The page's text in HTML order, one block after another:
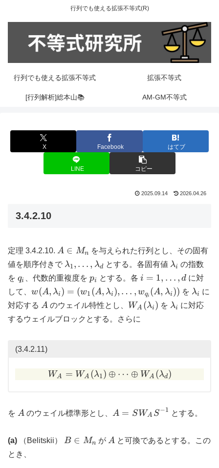
行列でも使える拡張不等式(R)
行列でも使える拡張不等式 拡張不等式
[行列解析]総本山📚 AM-GM不等式
X Facebook はてブ
LINE コピー
2025.09.14 2026.04.26
3.4.2.10
定理 3.4.2.10. A
\in
M_n
A ∈ Mn を与えられた行列とし、その固有
値を順序付きで \lambda_1,
\ldots,
\lambda_d
λ1, … , λdとする。各固有値 \lambda_i
λi の指数
を q_i
qi 、代数的重複度を p_i
pi とする。各 i = 1,
\ldots,
d
i = 1, … , d に対
して、 w(A, \lambda_i) =
(w_1(A,\lambda_i),
\ldots, w_{q_i}
(A,\lambda_i))
w(A, λi ) = (w1 (A, λi ), … , wqi (A, λi )) を λi に
対応する A
A のウェイル特性とし、 W_A(\lambda_i)
WA (λi ) を \lambda_i
λi に対応
するウェイルブロックとする。さらに
(3.4.2.11)
W_A =
WA = WA (λ1) ⊕ ⋯ ⊕ WA (λd)
を A
A のウェイル標準形とし、
A = S
S^{-1}
A = SWA S−1 とする。
(a) （Belitskii）
B
B ∈ Mn が A
A と可換であるとする。この
とき、